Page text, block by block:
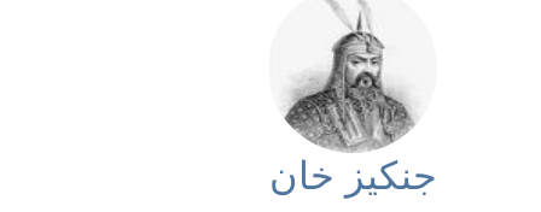
جنكيز خان